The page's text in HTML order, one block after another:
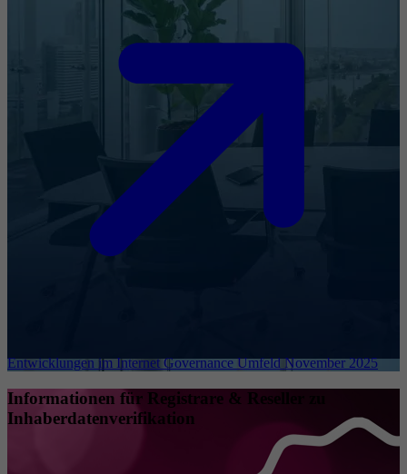
Entwicklungen im Internet Governance Umfeld November 2025
Informationen für Registrare & Reseller zu
Inhaberdatenverifikation